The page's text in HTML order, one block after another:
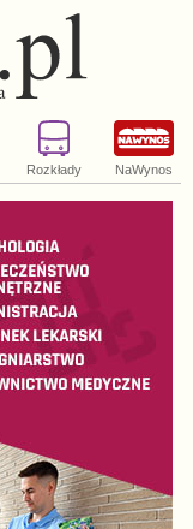
Rozkłady NaWynos